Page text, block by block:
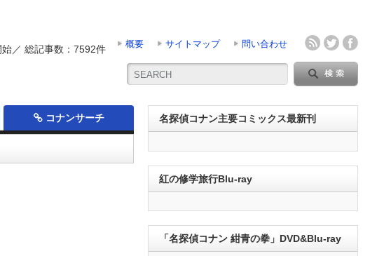
概要 サイトマップ 問い合わせ
／ 総記事数：7592件
コナンサーチ 名探偵コナン主要コミックス最新刊
紅の修学旅行Blu-ray
「名探偵コナン 紺青の拳」DVD&Blu-ray